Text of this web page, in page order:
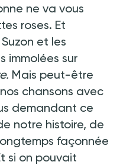
ne va vous
roses. Et
et les
immolées sur
Mais peut-être
chansons avec
demandant ce
notre histoire, de
façonnée
si on pouvait